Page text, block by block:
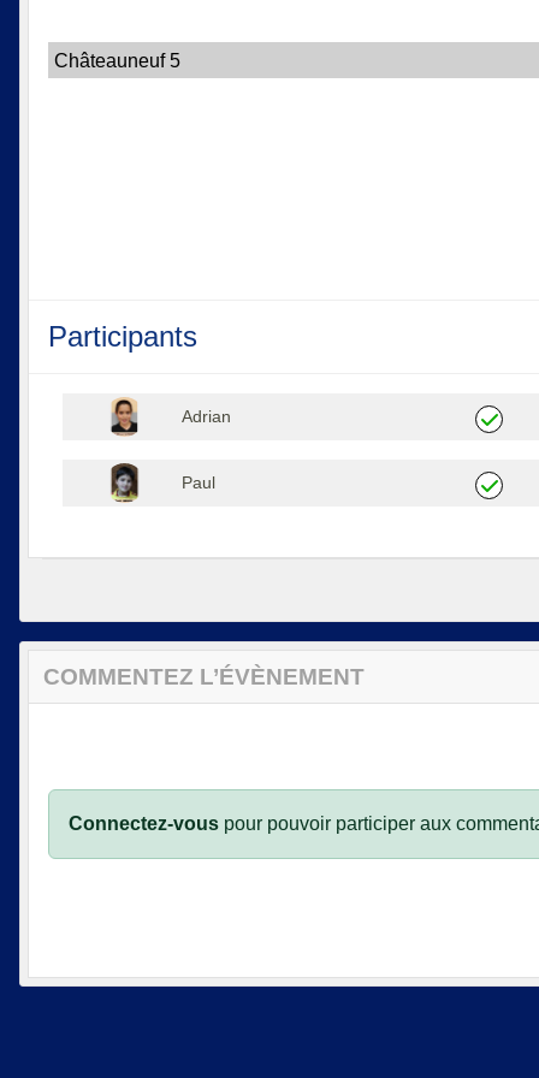
Châteauneuf 5
Participants
Adrian
Paul
COMMENTEZ L’ÉVÈNEMENT
Connectez-vous pour pouvoir participer aux